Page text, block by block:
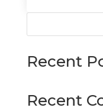
Recent
Recent